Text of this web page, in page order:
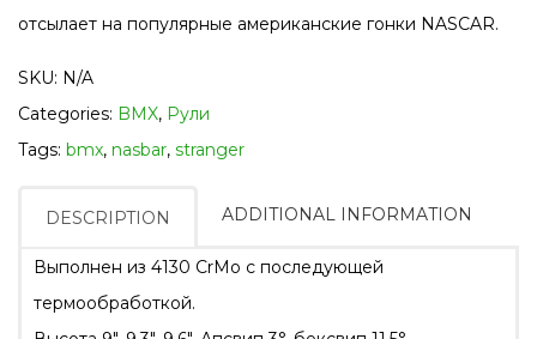
отсылает на популярные американские гонки NASCAR.
SKU: N/A
Categories: BMX, Рули
Tags: bmx, nasbar, stranger
DESCRIPTION ADDITIONAL INFORMATION
Выполнен из 4130 CrMo с последующей
термообработкой.